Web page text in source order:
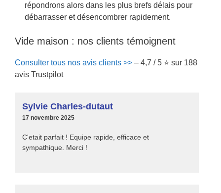
répondrons alors dans les plus brefs délais pour
débarrasser et désencombrer rapidement.
Vide maison : nos clients témoignent
Consulter tous nos avis clients >> – 4,7 / 5 ⭐ sur 188
avis Trustpilot
Sylvie Charles-dutaut
17 novembre 2025
C'etait parfait ! Equipe rapide, efficace et
sympathique. Merci !